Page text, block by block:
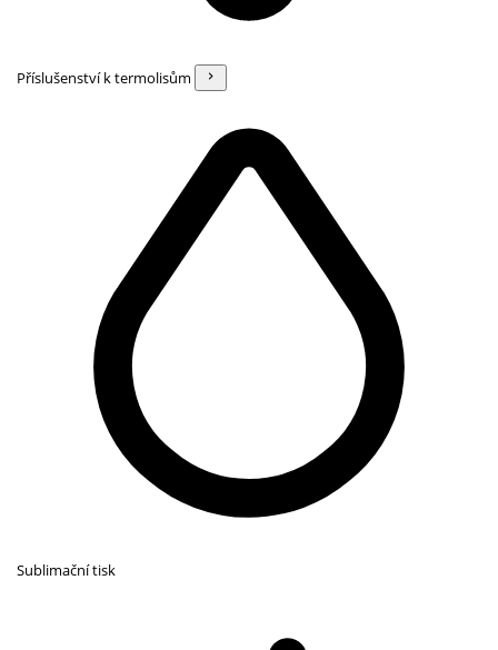
Příslušenství k termolisům
Sublimační tisk